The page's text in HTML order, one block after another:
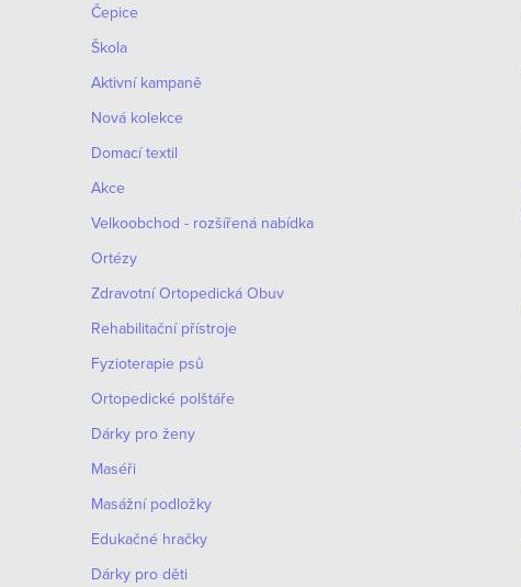
Čepice
Škola
Aktivní kampaně
Nová kolekce
Domací textil
Akce
Velkoobchod - rozšířená nabídka
Ortézy
Zdravotní Ortopedická Obuv
Rehabilitační přístroje
Fyzioterapie psů
Ortopedické polštáře
Dárky pro ženy
Maséři
Masážní podložky
Edukačné hračky
Dárky pro děti